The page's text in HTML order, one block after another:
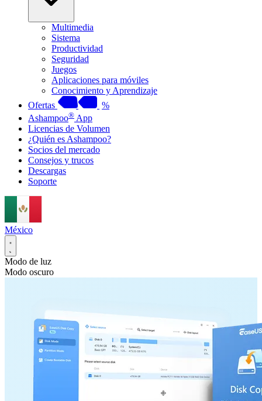
Multimedia
Sistema
Productividad
Seguridad
Juegos
Aplicaciones para móviles
Conocimiento y Aprendizaje
Ofertas
%
Ashampoo® App
Licencias de Volumen
¿Quién es Ashampoo?
Socios del mercado
Consejos y trucos
Descargas
Soporte
México
Modo de luz
Modo oscuro